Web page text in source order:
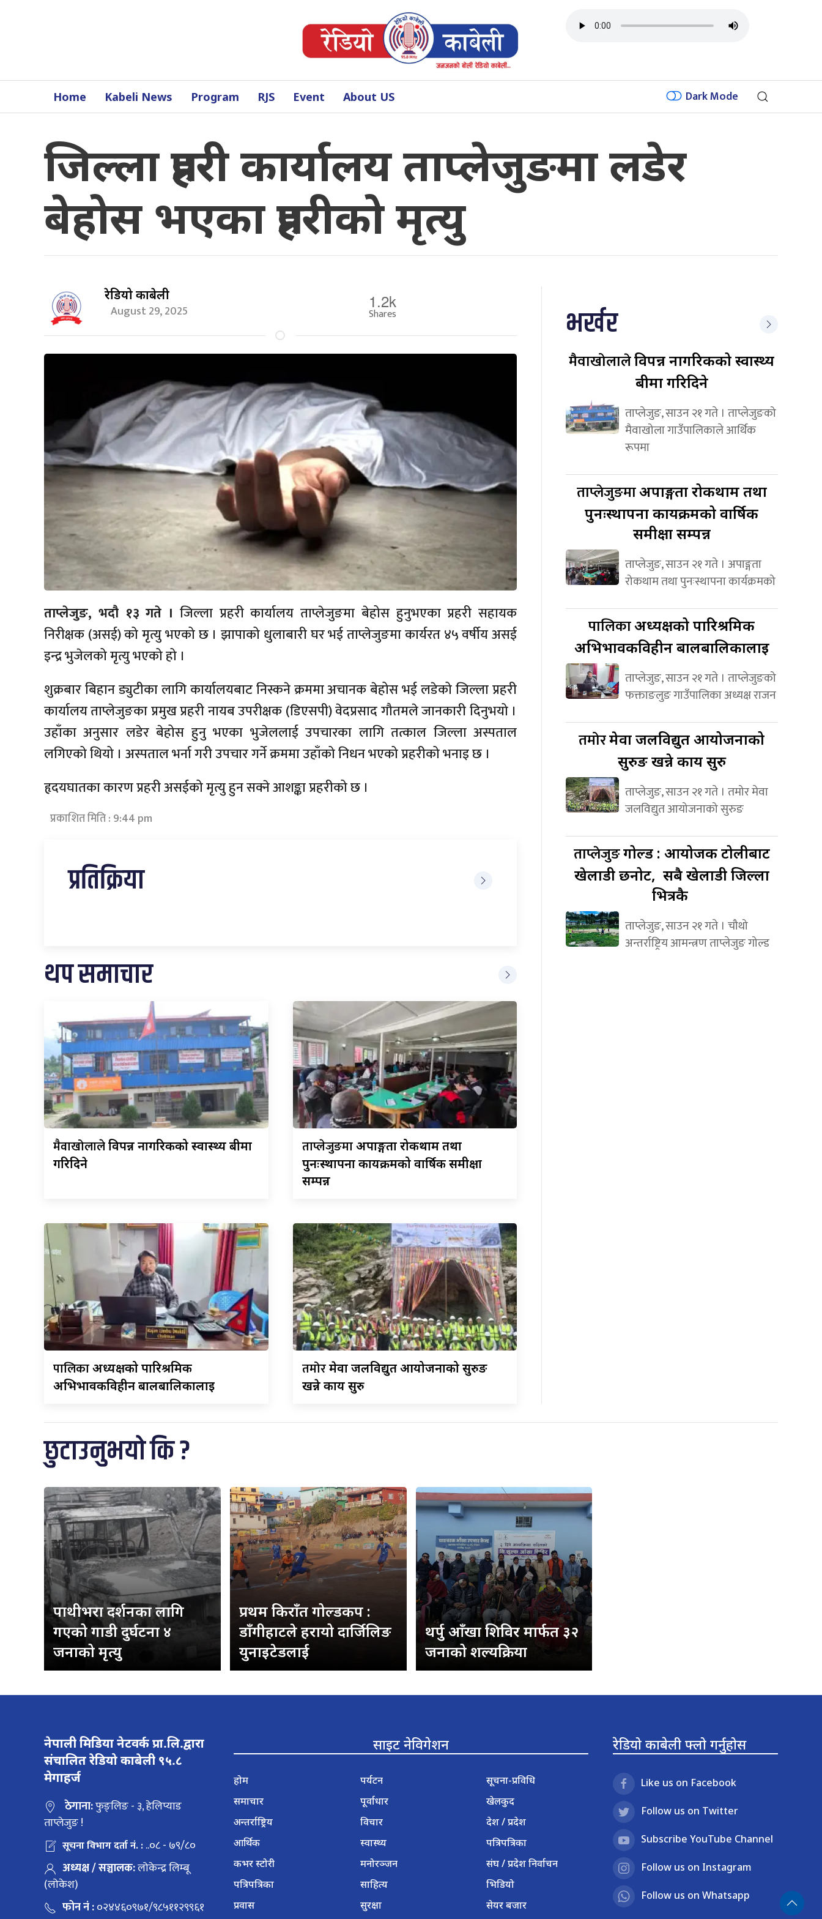
Home Kabeli News Program RJS Event About US Dark Mode
जिल्ला प्रहरी कार्यालय ताप्लेजुङमा लडेर
बेहोस भएका प्रहरीको मृत्यु
रेडियो काबेली
August 29, 2025
1.2k
Shares
ताप्लेजुङ, भदौ १३ गते । जिल्ला प्रहरी कार्यालय ताप्लेजुङमा बेहोस हुनुभएका प्रहरी सहायक
निरीक्षक (असई) को मृत्यु भएको छ । झापाको धुलाबारी घर भई ताप्लेजुङमा कार्यरत ४५ वर्षीय असई
इन्द्र भुजेलको मृत्यु भएको हो ।
शुक्रबार बिहान ड्युटीका लागि कार्यालयबाट निस्कने क्रममा अचानक बेहोस भई लडेको जिल्ला प्रहरी
कार्यालय ताप्लेजुङका प्रमुख प्रहरी नायब उपरीक्षक (डिएसपी) वेदप्रसाद गौतमले जानकारी दिनुभयो ।
उहाँका अनुसार लडेर बेहोस हुनु भएका भुजेललाई उपचारका लागि तत्काल जिल्ला अस्पताल
लगिएको थियो । अस्पताल भर्ना गरी उपचार गर्ने क्रममा उहाँको निधन भएको प्रहरीको भनाइ छ ।
हृदयघातका कारण प्रहरी असईको मृत्यु हुन सक्ने आशङ्का प्रहरीको छ ।
प्रकाशित मिति : 9:44 pm
प्रतिक्रिया
थप समाचार
मैवाखोलालेविपन्न नागरिकको स्वास्थ्य बीमा
गरिदिने
ताप्लेजुङमाअपाङ्गता रोकथाम तथा
पुनःस्थापना कार्यक्रमको वार्षिक समीक्षा
सम्पन्न
पालिकाअध्यक्षको पारिश्रमिक
अभिभावकविहीन बालबालिकालाई
तमोरमेवा जलविद्युत आयोजनाको सुरुङ
खन्ने कार्य सुरु
भर्खर
मैवाखोलालेविपन्न नागरिकको स्वास्थ्य
बीमा गरिदिने
ताप्लेजुङ, साउन २१ गते । ताप्लेजुङको
मैवाखोला गाउँपालिकाले आर्थिक
रूपमा
ताप्लेजुङमाअपाङ्गता रोकथाम तथा
पुनःस्थापना कार्यक्रमको वार्षिक
समीक्षा सम्पन्न
ताप्लेजुङ, साउन २१ गते । अपाङ्गता
रोकथाम तथा पुनःस्थापना कार्यक्रमको
पालिकाअध्यक्षको पारिश्रमिक
अभिभावकविहीन बालबालिकालाई
ताप्लेजुङ, साउन २१ गते । ताप्लेजुङको
फक्ताङलुङ गाउँपालिका अध्यक्ष राजन
तमोरमेवा जलविद्युत आयोजनाको
सुरुङ खन्ने कार्य सुरु
ताप्लेजुङ, साउन २१ गते । तमोर मेवा
जलविद्युत आयोजनाको सुरुङ
ताप्लेजुङगोल्ड : आयोजक टोलीबाट
खेलाडी छनोट, सबै खेलाडी जिल्ला
भित्रकै
ताप्लेजुङ, साउन २१ गते । चौथो
अन्तर्राष्ट्रिय आमन्त्रण ताप्लेजुङ गोल्ड
छुटाउनुभयो कि ?
पाथीभरा दर्शनका लागि
गएको गाडी दुर्घटना ४
जनाको मृत्यु
प्रथम किराँत गोल्डकप :
डाँगीहाटले हरायो दार्जिलिङ
युनाइटेडलाई
थर्पु आँखा शिविर मार्फत ३२
जनाको शल्यक्रिया
नेपाली मिडिया नेटवर्क प्रा.लि.द्वारा
संचालित रेडियो काबेली ९५.८
मेगाहर्ज
ठेगाना:फुङ्लिङ - ३, हेलिप्याड
ताप्लेजुङ !
सूचना विभाग दर्ता नं. :..०८ - ७९/८०
अध्यक्ष / सञ्चालक:लोकेन्द्र लिम्बू
(लोकेश)
फोन नं :०२४४६०९७१/९८५११२९९६१
साइट नेविगेशन
होम
समाचार
अन्तर्राष्ट्रिय
आर्थिक
कभर स्टोरी
पत्रिपत्रिका
प्रवास
पर्यटन
पूर्वाधार
विचार
स्वास्थ्य
मनोरञ्जन
साहित्य
सुरक्षा
सूचना-प्रविधि
खेलकुद
देश / प्रदेश
पत्रिपत्रिका
संघ / प्रदेश निर्वाचन
भिडियो
सेयर बजार
रेडियो काबेली फ्लो गर्नुहोस
Like us on Facebook
Follow us on Twitter
Subscribe YouTube Channel
Follow us on Instagram
Follow us on Whatsapp